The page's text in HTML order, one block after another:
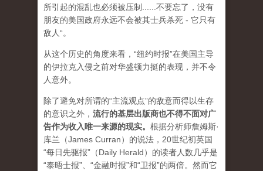
所引起的混乱也必须被压制......不要忘了，没有
朋友的美国政府永远不会被其士兵杀死 - 它只有
敌人“。
从这个历史的角度来看，“纽约时报”在美国主导
的伊拉克入侵之前对华盛顿力挺的表现，并不令
人意外。
除了避免对所谓的“主流观点”的敌意而得以生存
的意识之外， 流行的基层出版商也不得不面对广
告作为收入唯一来源的现实。 根据分析师詹姆斯·
库兰（James Curran）的说法，20世纪初英国
“每日先驱报”（Daily Herald）的读者人数几乎是
“泰晤士报”、“金融时报”和“卫报”的两倍。然而它